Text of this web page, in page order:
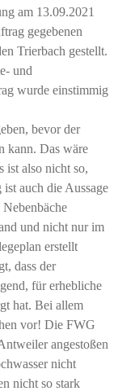
am 13.09.2021
gegebenen
Trierbach gestellt.
und
wurde einstimmig
bevor der
kann. Das wäre
ist also nicht so,
auch die Aussage
und nicht nur im
erstellt
dass der
für erhebliche
hat. Bei allem
vor! Die FWG
angestoßen
nicht
nicht so stark